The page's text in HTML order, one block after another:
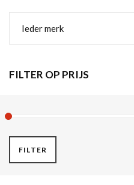
FILTER OP PRIJS
FILTER